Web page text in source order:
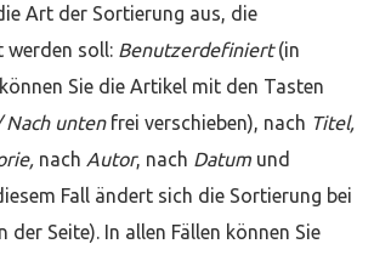
Art der Sortierung aus, die
werden soll: Benutzerdefiniert(in
Sie die Artikel mit den Tasten
Nach untenfrei verschieben), nach Titel,
nach Autor, nach Datum und
Fall ändert sich die Sortierung bei
der Seite). In allen Fällen können Sie